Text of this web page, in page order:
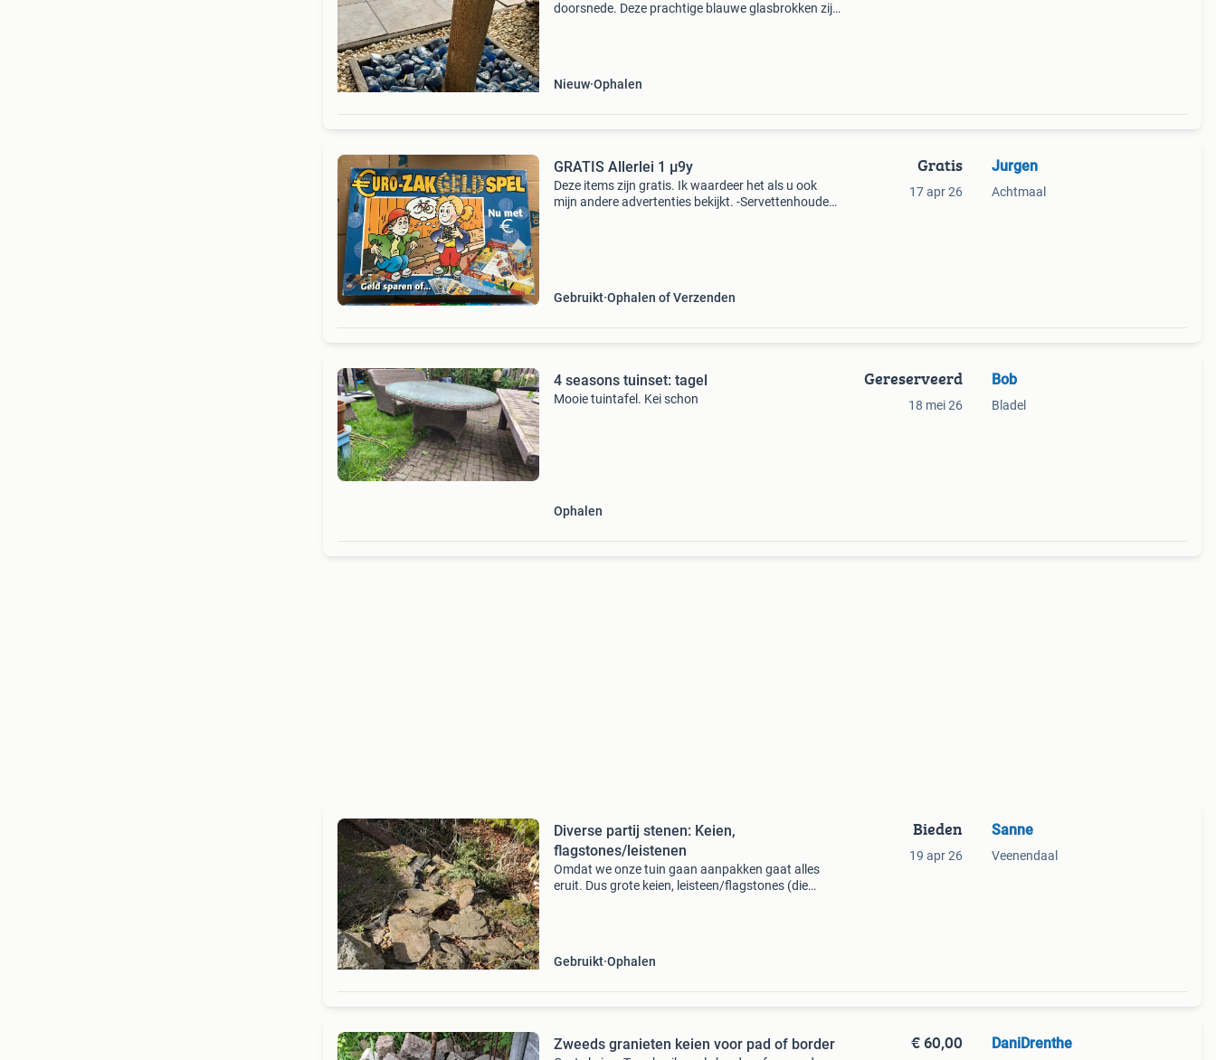
doorsnede. Deze prachtige blauwe glasbrokken zijn
Nieuw Ophalen
GRATIS Allerlei 1 µ9y
Deze items zijn gratis. Ik waardeer het als u ook
mijn andere advertenties bekijkt. -Servettenhouder -
Gebruikt Ophalen of Verzenden
Gratis
17 apr 26
Jurgen
Achtmaal
4 seasons tuinset: tagel
Mooie tuintafel. Kei schon
Ophalen
Gereserveerd
18 mei 26
Bob
Bladel
Diverse partij stenen: Keien,
flagstones/leistenen
Omdat we onze tuin gaan aanpakken gaat alles
eruit. Dus grote keien, leisteen/flagstones (die
Gebruikt Ophalen
Bieden
19 apr 26
Sanne
Veenendaal
Zweeds granieten keien voor pad of border € 60,00 DaniDrenthe